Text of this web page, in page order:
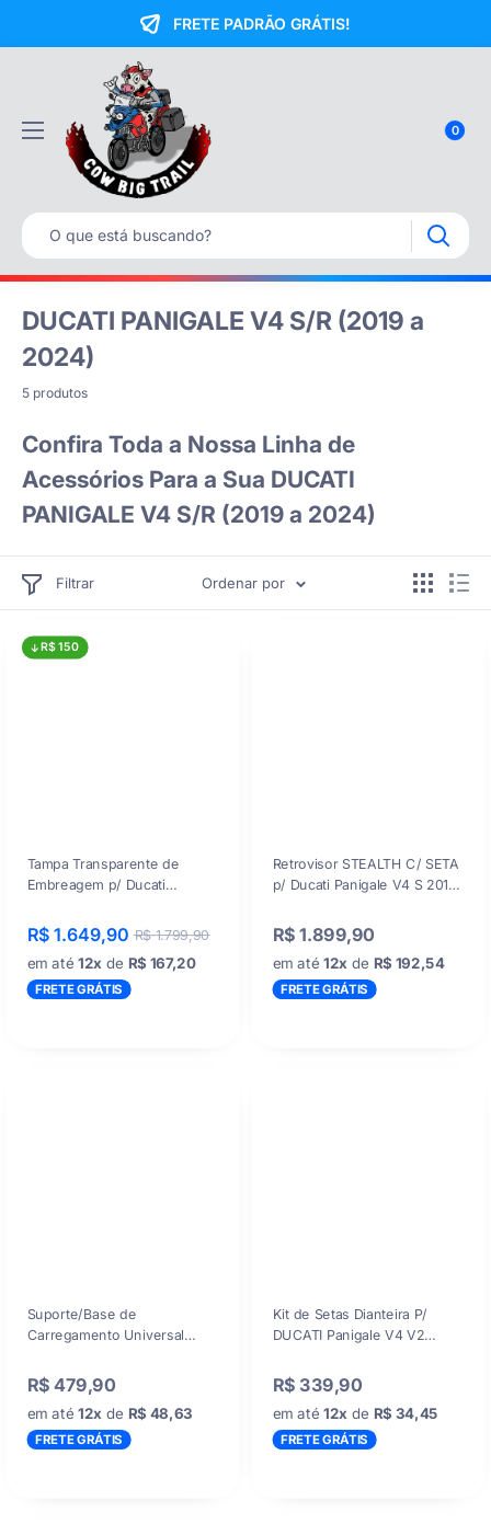
FRETE PADRÃO GRÁTIS!
0
DUCATI PANIGALE V4 S/R (2019 a
2024)
5 produtos
Confira Toda a Nossa Linha de
Acessórios Para a Sua DUCATI
PANIGALE V4 S/R (2019 a 2024)
Filtrar Ordenar por
R$ 150
Tampa Transparente de
Embreagem p/ Ducati
R$ 1.649,90 R$ 1.799,90
em até12x de R$ 167,20
FRETE GRÁTIS
Retrovisor STEALTH C/ SETA
p/ Ducati Panigale V4 S 2019-
R$ 1.899,90
em até12x de R$ 192,54
FRETE GRÁTIS
Suporte/Base de
Carregamento Universal
12mm/16mm/22mm p/
Suporte de GPS Original
BMW Garmin (BMW, Ducati,
Triumph, Honda, Yamaha,
R$ 479,90
em até12x de R$ 48,63
FRETE GRÁTIS
Kit de Setas Dianteira P/
DUCATI Panigale V4 V2
R$ 339,90
em até12x de R$ 34,45
FRETE GRÁTIS